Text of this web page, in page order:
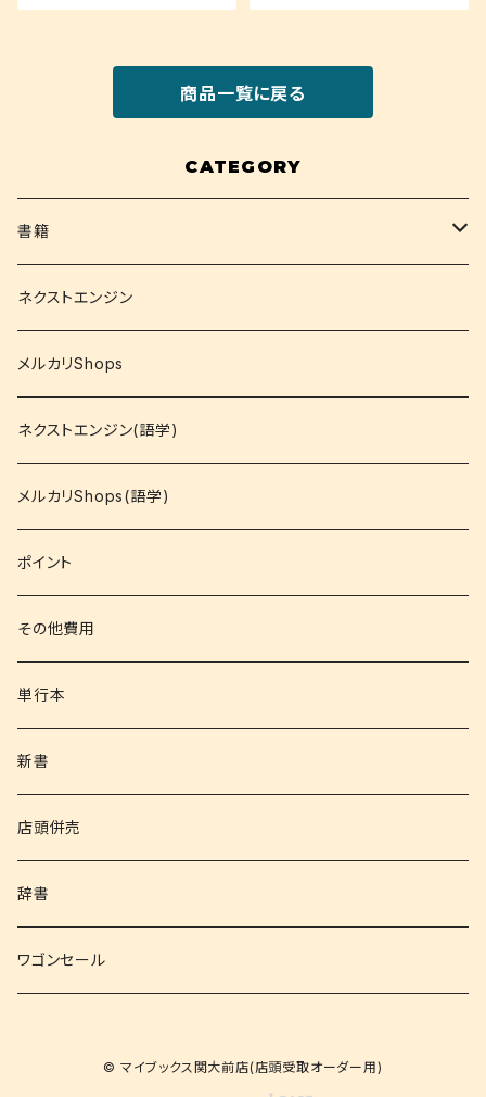
商品一覧に戻る
CATEGORY
書籍
関西大学テキスト
就活
資格
コミック
文庫
その他書籍
書籍以外
ネクストエンジン
メルカリShops
ネクストエンジン(語学)
メルカリShops(語学)
ポイント
その他費用
単行本
新書
店頭併売
辞書
ワゴンセール
© マイブックス関大前店(店頭受取オーダー用)